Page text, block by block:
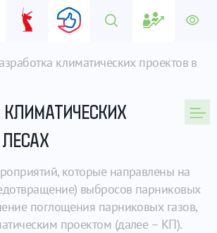
климатических проектов в
КЛИМАТИЧЕСКИХ
которые направлены на
выбросов парниковых
поглощения парниковых газов,
проектом (далее – КП).